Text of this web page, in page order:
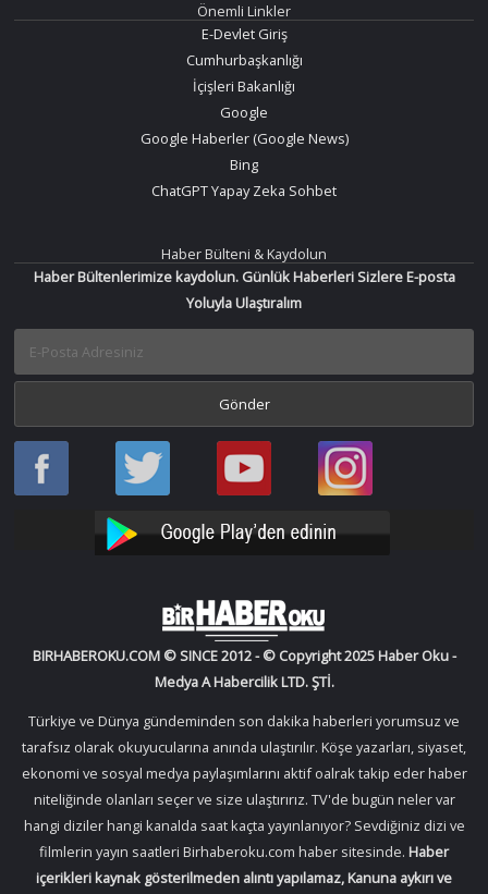
Önemli Linkler
E-Devlet Giriş
Cumhurbaşkanlığı
İçişleri Bakanlığı
Google
Google Haberler (Google News)
Bing
ChatGPT Yapay Zeka Sohbet
Haber Bülteni & Kaydolun
Haber Bültenlerimize kaydolun. Günlük Haberleri Sizlere E-posta
Yoluyla Ulaştıralım
Haber
Oku
Haber
Oku
Bir
Haber
YouTube
Bir
Haber
Instagram
BIRHABEROKU.COM © SINCE 2012 - © Copyright 2025 Haber Oku -
Medya A Habercilik LTD. ŞTİ.
Türkiye ve Dünya gündeminden son dakika haberleri yorumsuz ve
tarafsız olarak okuyucularına anında ulaştırılır. Köşe yazarları, siyaset,
ekonomi ve sosyal medya paylaşımlarını aktif oalrak takip eder haber
niteliğinde olanları seçer ve size ulaştırırız. TV'de bugün neler var
hangi diziler hangi kanalda saat kaçta yayınlanıyor? Sevdiğiniz dizi ve
filmlerin yayın saatleri Birhaberoku.com haber sitesinde. Haber
içerikleri kaynak gösterilmeden alıntı yapılamaz, Kanuna aykırı ve